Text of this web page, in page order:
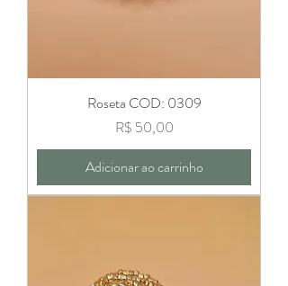
Roseta COD: 0309
Preço
R$ 50,00
Adicionar ao carrinho